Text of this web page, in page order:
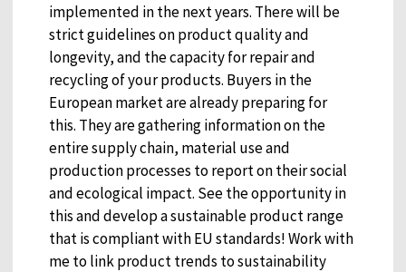
implemented in the next years. There will be
strict guidelines on product quality and
longevity, and the capacity for repair and
recycling of your products. Buyers in the
European market are already preparing for
this. They are gathering information on the
entire supply chain, material use and
production processes to report on their social
and ecological impact. See the opportunity in
this and develop a sustainable product range
that is compliant with EU standards! Work with
me to link product trends to sustainability